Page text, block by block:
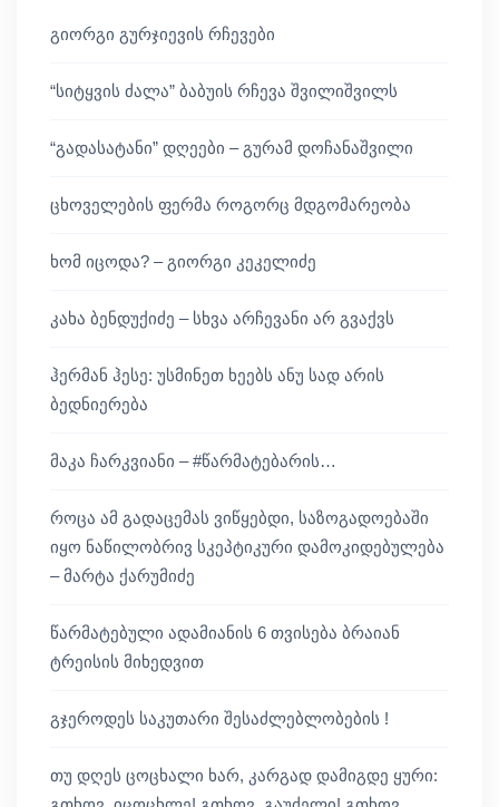
გიორგი გურჯიევის რჩევები
“სიტყვის ძალა” ბაბუის რჩევა შვილიშვილს
“გადასატანი” დღეები – გურამ დოჩანაშვილი
ცხოველების ფერმა როგორც მდგომარეობა
ხომ იცოდა? – გიორგი კეკელიძე
კახა ბენდუქიძე – სხვა არჩევანი არ გვაქვს
ჰერმან ჰესე: უსმინეთ ხეებს ანუ სად არის
ბედნიერება
მაკა ჩარკვიანი – #წარმატებარის…
როცა ამ გადაცემას ვიწყებდი, საზოგადოებაში
იყო ნაწილობრივ სკეპტიკური დამოკიდებულება
– მარტა ქარუმიძე
წარმატებული ადამიანის 6 თვისება ბრაიან
ტრეისის მიხედვით
გჯეროდეს საკუთარი შესაძლებლობების !
თუ დღეს ცოცხალი ხარ, კარგად დამიგდე ყური: